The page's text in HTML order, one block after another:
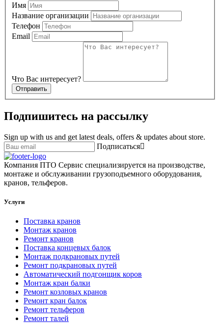
Имя
Название организации
Телефон
Email
Что Вас интересует?
Отправить
Подпишитесь на рассылку
Sign up with us and get latest deals, offers & updates about store.
Подписаться
Компания ПТО Сервис специализируется на производстве,
монтаже и обслуживании грузоподъемного оборудования,
кранов, тельферов.
Услуги
Поставка кранов
Монтаж кранов
Ремонт кранов
Поставка концевых балок
Монтаж подкрановых путей
Ремонт подкрановых путей
Автоматический подгонщик коров
Монтаж кран балки
Ремонт козловых кранов
Ремонт кран балок
Ремонт тельферов
Ремонт талей